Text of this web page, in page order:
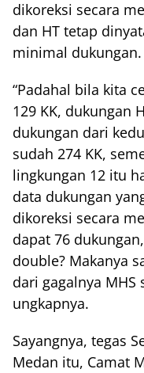
dikoreksi secara
dan HT tetap
minimal dukungan.
“Padahal bila kita
129 KK, dukungan
dukungan dari
sudah 274 KK,
lingkungan 12 itu
data dukungan
dikoreksi secara
dapat 76
double? Makanya
dari gagalnya MHS
ungkapnya.
Sayangnya, tegas
Medan itu, Camat